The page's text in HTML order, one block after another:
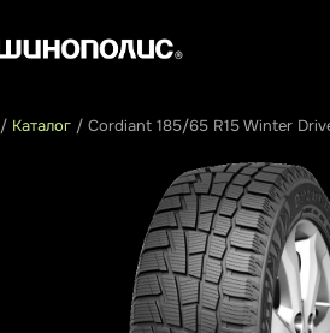
/ Каталог / Cordiant 185/65 R15 Winter